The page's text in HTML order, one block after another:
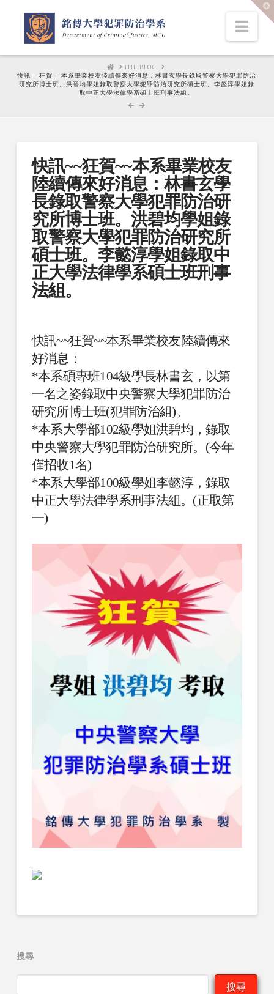
HOME
THE BLOG
快訊~~狂賀~~本系畢業校友陸續傳來好消息：林書玄學長錄取警察大學犯罪防治
研究所博士班。洪碧均學姐錄取警察大學犯罪防治研究所碩士班。李懿淳學姐錄
取中正大學法律學系碩士班刑事法組。
快訊~~狂賀~~本系畢業校友
陸續傳來好消息：林書玄學
長錄取警察大學犯罪防治研
究所博士班。洪碧均學姐錄
取警察大學犯罪防治研究所
碩士班。李懿淳學姐錄取中
正大學法律學系碩士班刑事
法組。
快訊~~狂賀~~本系畢業校友陸續傳來
好消息：
*本系碩專班104級學長林書玄，以第
一名之姿錄取中央警察大學犯罪防治
研究所博士班(犯罪防治組)。
*本系大學部102級學姐洪碧均，錄取
中央警察大學犯罪防治研究所。(今年
僅招收1名)
*本系大學部100級學姐李懿淳，錄取
中正大學法律學系刑事法組。(正取第
一)
搜尋
搜尋